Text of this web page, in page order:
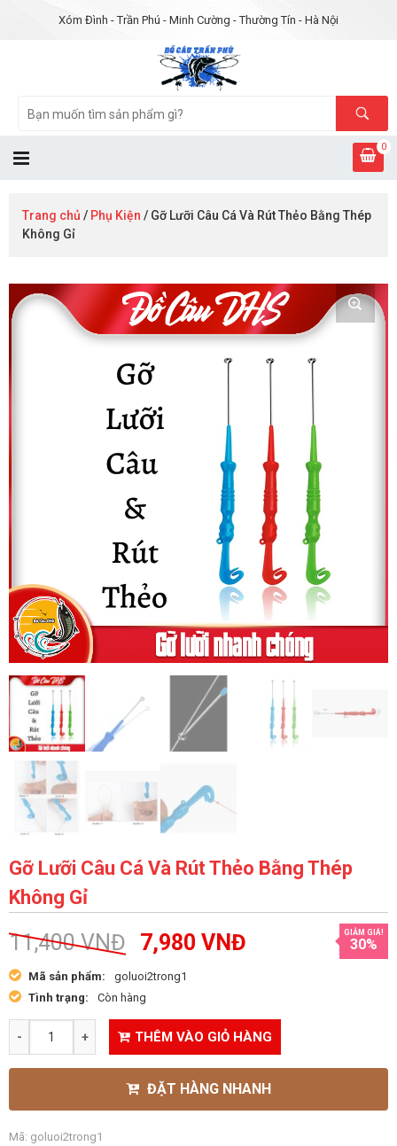
Xóm Đình - Trần Phú - Minh Cường - Thường Tín - Hà Nội
0
Trang chủ / Phụ Kiện / Gỡ Lưỡi Câu Cá Và Rút Thẻo Bằng Thép
Không Gỉ
Gỡ Lưỡi Câu Cá Và Rút Thẻo Bằng Thép
Không Gỉ
11,400VNĐ 7,980 VNĐ GIẢM GIÁ!
30%
Mã sản phẩm:
goluoi2trong1
Tình trạng:
Còn hàng
THÊM VÀO GIỎ HÀNG
ĐẶT HÀNG NHANH
Mã: goluoi2trong1